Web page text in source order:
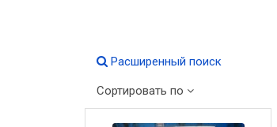
Расширенный поиск
Сортировать по